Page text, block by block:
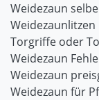
Weidezaun
Weidezaunlitzen
Torgriffe oder
Weidezaun
Weidezaun
Weidezaun für